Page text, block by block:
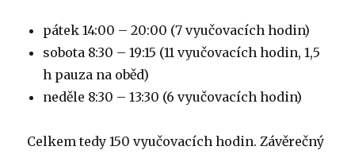
pátek 14:00 – 20:00 (7 vyučovacích hodin)
sobota 8:30 – 19:15 (11 vyučovacích hodin, 1,5
h pauza na oběd)
neděle 8:30 – 13:30 (6 vyučovacích hodin)
Celkem tedy 150 vyučovacích hodin. Závěrečný